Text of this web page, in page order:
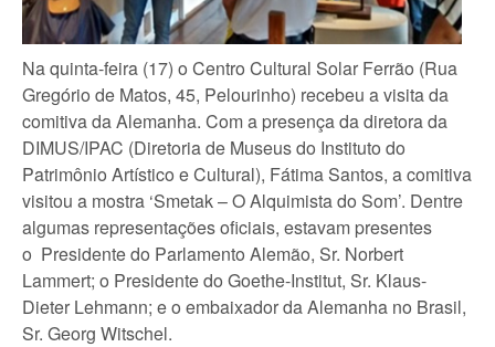
Na quinta-feira (17) o Centro Cultural Solar Ferrão (Rua
Gregório de Matos, 45, Pelourinho) recebeu a visita da
comitiva da Alemanha. Com a presença da diretora da
DIMUS/IPAC (Diretoria de Museus do Instituto do
Patrimônio Artístico e Cultural), Fátima Santos, a comitiva
visitou a mostra ‘Smetak – O Alquimista do Som’. Dentre
algumas representações oficiais, estavam presentes
o Presidente do Parlamento Alemão, Sr. Norbert
Lammert; o Presidente do Goethe-Institut, Sr. Klaus-
Dieter Lehmann; e o embaixador da Alemanha no Brasil,
Sr. Georg Witschel.